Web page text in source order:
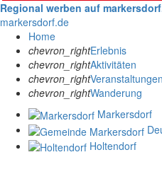
Regional werben auf
markersdorf.de
Home
chevron_rightErlebnis
chevron_rightAktivitäten
chevron_rightVeranstaltungen
chevron_rightWanderung
Markersdorf
Holtendorf